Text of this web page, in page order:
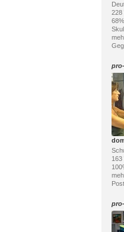
228
pro
163
pro